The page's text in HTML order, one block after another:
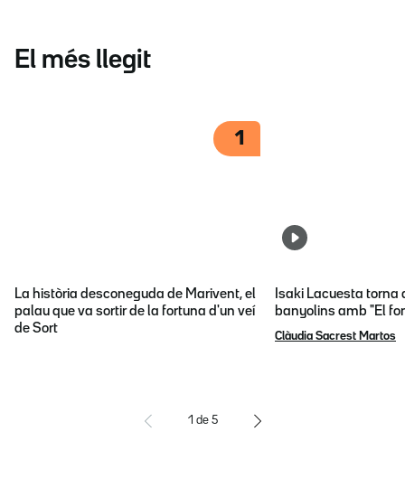
El més llegit
1
La història desconeguda de Marivent, el
palau que va sortir de la fortuna d'un veí
de Sort
Isaki Lacuesta torna
banyolins amb "El
Clàudia Sacrest Martos
1 de 5